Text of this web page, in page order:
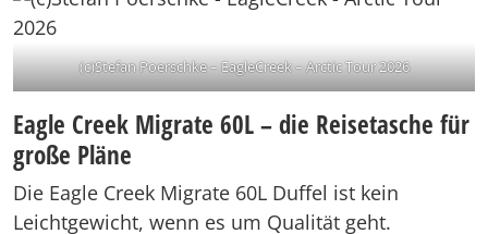
(c)Stefan Poerschke – EagleCreek – Arctic Tour 2026
Eagle Creek Migrate 60L – die Reisetasche für
große Pläne
Die Eagle Creek Migrate 60L Duffel ist kein
Leichtgewicht, wenn es um Qualität geht.